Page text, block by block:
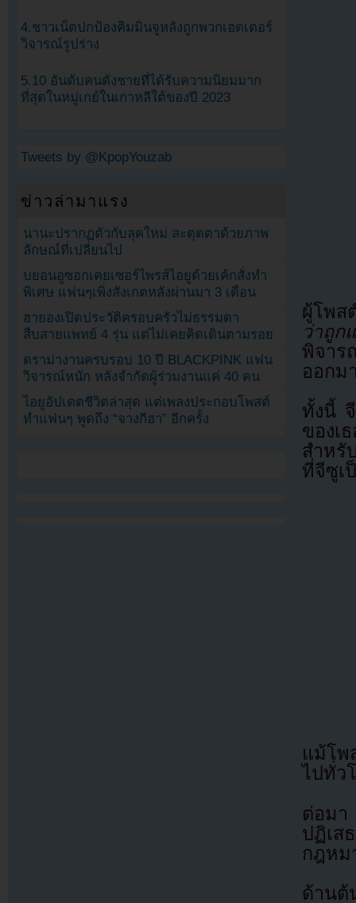
ผู้โพ
ว่าถู
พิจาร
ออกม
ทั้งนี้
ของเ
สำหรั
ที่จีซูเ
แม้โพ
ไปทั่ว
ต่อม
ปฏิเส
กฎหม
ด้าน
4.ชาวเน็ตปกป้องคิมมินจูหลังถูกพวกเฮดเตอร์
วิจารณ์รูปร่าง
5.10 อันดับคนดังชายที่ได้รับความนิยมมาก
ที่สุดในหมู่เกย์ในเกาหลีใต้ของปี 2023
Tweets by @KpopYouzab
ข่าวล่ามาแรง
นานะปรากฏตัวกับลุคใหม่ สะดุดตาด้วยภาพ
ลักษณ์ที่เปลี่ยนไป
บยอนอูซอกเคยเซอร์ไพรส์ไอยูด้วยเค้กสั่งทำ
พิเศษ แฟนๆเพิ่งสังเกตหลังผ่านมา 3 เดือน
ฮายองเปิดประวัติครอบครัวไม่ธรรมดา
สืบสายแพทย์ 4 รุ่น แต่ไม่เคยคิดเดินตามรอย
ดราม่างานครบรอบ 10 ปี BLACKPINK แฟน
วิจารณ์หนัก หลังจำกัดผู้ร่วมงานแค่ 40 คน
ไอยูอัปเดตชีวิตล่าสุด แต่เพลงประกอบโพสต์
ทำแฟนๆ พูดถึง “จางกีฮา” อีกครั้ง